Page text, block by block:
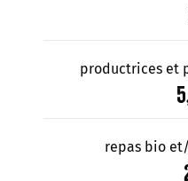
productrices et
repas bio